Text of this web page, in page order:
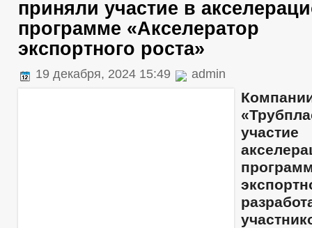
приняли участие в
программе «Акселератор
экспортного роста»
19 декабря, 2024 15:49 admin